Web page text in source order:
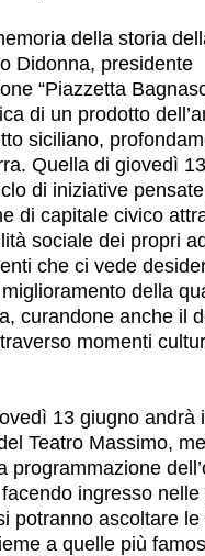
della storia
Didonna, presidente
“Piazzetta
di un prodotto
siciliano,
Quella di giovedì
di iniziative
di capitale civico
sociale dei propri
che ci vede
della
curandone anche il
momenti
13 giugno andrà
Teatro Massimo,
programmazione
ingresso nelle
potranno ascoltare le
a quelle più